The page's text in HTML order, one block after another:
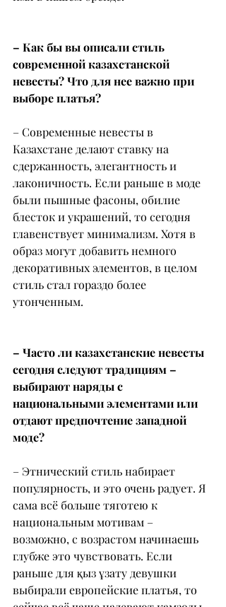
– Как бы вы описали стиль
современной казахстанской
невесты? Что для нее важно при
выборе платья?
– Современные невесты в
Казахстане делают ставку на
сдержанность, элегантность и
лаконичность. Если раньше в моде
были пышные фасоны, обилие
блесток и украшений, то сегодня
главенствует минимализм. Хотя в
образ могут добавить немного
декоративных элементов, в целом
стиль стал гораздо более
утонченным.
– Часто ли казахстанские невесты
сегодня следуют традициям –
выбирают наряды с
национальными элементами или
отдают предпочтение западной
моде?
– Этнический стиль набирает
популярность, и это очень радует. Я
сама всё больше тяготею к
национальным мотивам –
возможно, с возрастом начинаешь
глубже это чувствовать. Если
раньше для қыз ұзату девушки
выбирали европейские платья, то